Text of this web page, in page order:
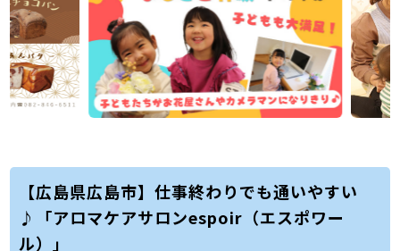
【広島県広島市】仕事終わりでも通いやすい
♪「アロマケアサロンespoir（エスポワー
ル）」